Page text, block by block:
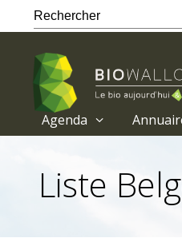
contenu
principal
Agenda
Liste